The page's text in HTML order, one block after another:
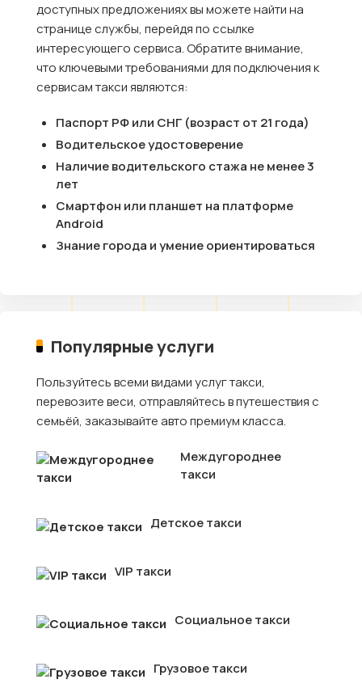
доступных предложениях вы можете найти на
странице службы, перейдя по ссылке
интересующего сервиса. Обратите внимание,
что ключевыми требованиями для подключения к
сервисам такси являются:
Паспорт РФ или СНГ (возраст от 21 года)
Водительское удостоверение
Наличие водительского стажа не менее 3
лет
Смартфон или планшет на платформе
Android
Знание города и умение ориентироваться
Популярные услуги
Пользуйтесь всеми видами услуг такси,
перевозите веси, отправляйтесь в путешествия с
семьёй, заказывайте авто премиум класса.
Междугороднее
такси
Детское такси
VIP такси
Социальное такси
Грузовое такси